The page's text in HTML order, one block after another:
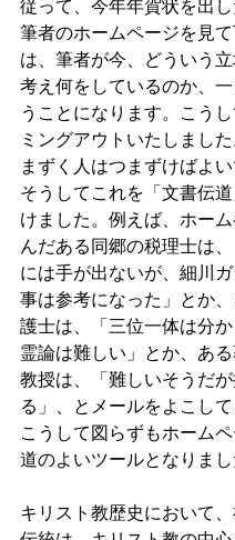
従って、今年年賀状を出し
筆者のホームページを見
は、筆者が今、どういう
考え何をしているのか、
うことになります。こう
ミングアウトいたしまし
まずく人はつまずけばよい
そうしてこれを「文書伝
けました。例えば、ホー
んだある同郷の税理士は
には手が出ないが、細川
事は参考になった」とか
護士は、「三位一体は分
霊論は難しい」とか、あ
教授は、「難しいそうだ
る」、とメールをよこして
こうして図らずもホーム
道のよいツールとなりまし
キリスト教歴史において